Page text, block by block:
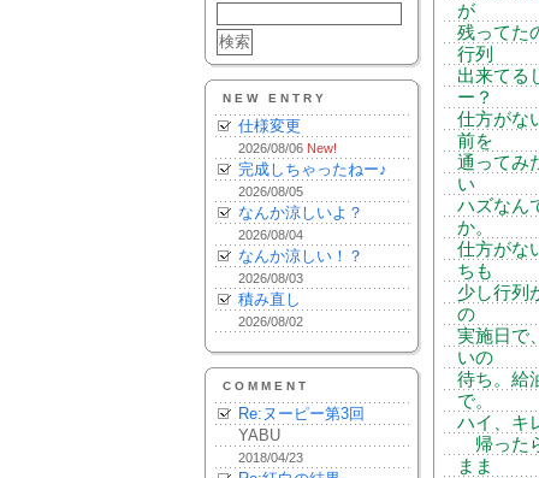
NEW ENTRY
仕様変更
2026/08/06 New!
完成しちゃったねー♪
2026/08/05
なんか涼しいよ？
2026/08/04
なんか涼しい！？
2026/08/03
積み直し
2026/08/02
COMMENT
Re:ヌーピー第3回
YABU
2018/04/23
が
残ってた
行列
出来てる
ー？
仕方がな
前を
通ってみ
い
ハズなん
か。
仕方がな
ちも
少し行列
の
実施日で
いの
待ち。給
で。
ハイ、キ
帰った
まま